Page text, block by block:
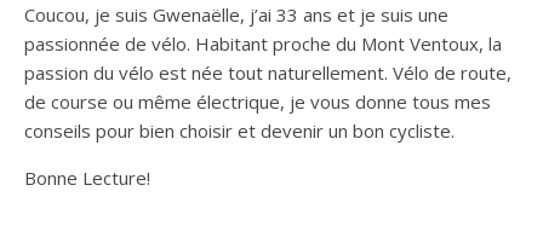
Coucou, je suis Gwenaëlle, j’ai 33 ans et je suis une
passionnée de vélo. Habitant proche du Mont Ventoux, la
passion du vélo est née tout naturellement. Vélo de route,
de course ou même électrique, je vous donne tous mes
conseils pour bien choisir et devenir un bon cycliste.
Bonne Lecture!